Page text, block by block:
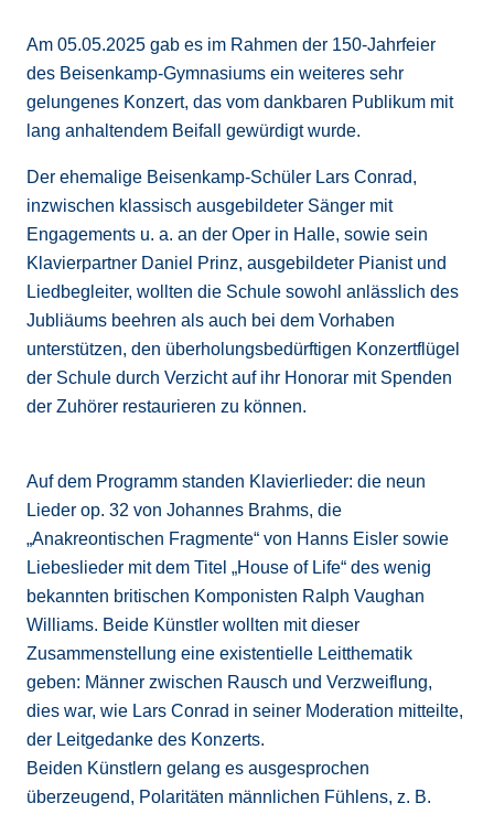
Am 05.05.2025 gab es im Rahmen der 150-Jahrfeier
des Beisenkamp-Gymnasiums ein weiteres sehr
gelungenes Konzert, das vom dankbaren Publikum mit
lang anhaltendem Beifall gewürdigt wurde.
Der ehemalige Beisenkamp-Schüler Lars Conrad,
inzwischen klassisch ausgebildeter Sänger mit
Engagements u. a. an der Oper in Halle, sowie sein
Klavierpartner Daniel Prinz, ausgebildeter Pianist und
Liedbegleiter, wollten die Schule sowohl anlässlich des
Jubliäums beehren als auch bei dem Vorhaben
unterstützen, den überholungsbedürftigen Konzertflügel
der Schule durch Verzicht auf ihr Honorar mit Spenden
der Zuhörer restaurieren zu können.
Auf dem Programm standen Klavierlieder: die neun
Lieder op. 32 von Johannes Brahms, die
„Anakreontischen Fragmente“ von Hanns Eisler sowie
Liebeslieder mit dem Titel „House of Life“ des wenig
bekannten britischen Komponisten Ralph Vaughan
Williams. Beide Künstler wollten mit dieser
Zusammenstellung eine existentielle Leitthematik
geben: Männer zwischen Rausch und Verzweiflung,
dies war, wie Lars Conrad in seiner Moderation mitteilte,
der Leitgedanke des Konzerts.
Beiden Künstlern gelang es ausgesprochen
überzeugend, Polaritäten männlichen Fühlens, z. B.